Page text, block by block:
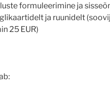
formuleerimine ja
ja ruunidelt
25 EUR)